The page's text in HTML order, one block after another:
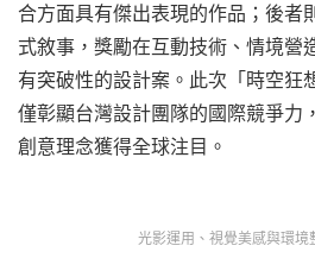
合方面具有傑出表現的作品；後者
式敘事，獎勵在互動技術、情境營
有突破性的設計案。此次「時空狂
僅彰顯台灣設計團隊的國際競爭力
創意理念獲得全球注目。
光影運用、視覺美感與環境